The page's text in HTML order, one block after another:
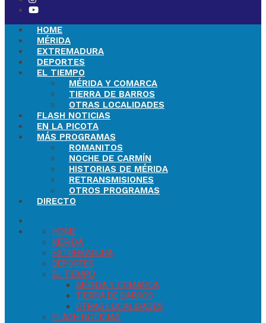
HOME
MÉRIDA
EXTREMADURA
DEPORTES
EL TIEMPO
MÉRIDA Y COMARCA
TIERRA DE BARROS
OTRAS LOCALIDADES
FLASH NOTICIAS
EN LA PICOTA
MÁS PROGRAMAS
ROMANITOS
NOCHE DE CARMÍN
HISTORIAS DE MÉRIDA
RETRANSMISIONES
OTROS PROGRAMAS
DIRECTO
HOME
MÉRIDA
EXTREMADURA
DEPORTES
EL TIEMPO
MÉRIDA Y COMARCA
TIERRA DE BARROS
OTRAS LOCALIDADES
FLASH NOTICIAS